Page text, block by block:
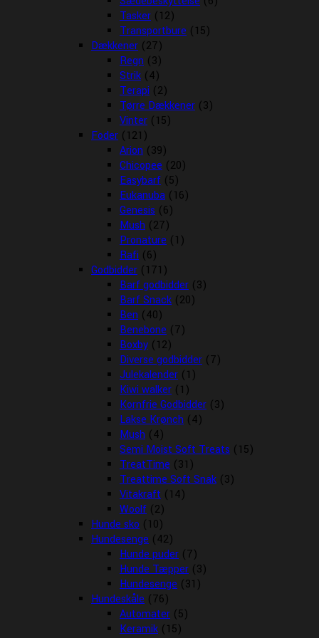
Tasker (12)
Transportbure (15)
Dækkener (27)
Regn (3)
Strik (4)
Terapi (2)
Tørre Dækkener (3)
Vinter (15)
Foder (121)
Arion (39)
Chicopee (20)
Easybarf (5)
Eukanuba (16)
Genesis (6)
Mush (27)
Pronature (1)
Rafi (6)
Godbidder (171)
Barf godbidder (3)
Barf Snack (20)
Ben (40)
Benebone (7)
Boxby (12)
Diverse godbidder (7)
Julekalender (1)
Kiwi walker (1)
Kornfrie Godbidder (3)
Lakse Krønch (4)
Mush (4)
Semi Moist Soft Treats (15)
TreatTime (31)
Treattime Soft Snak (3)
Vitakraft (14)
Woolf (2)
Hunde sko (10)
Hundesenge (42)
Hunde puder (7)
Hunde Tæpper (3)
Hundesenge (31)
Hundeskåle (76)
Automater (5)
Keramik (15)